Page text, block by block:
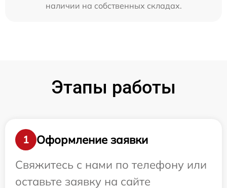
наличии на собственных складах.
Этапы работы
1
Оформление заявки
Свяжитесь с нами по телефону или
оставьте заявку на сайте